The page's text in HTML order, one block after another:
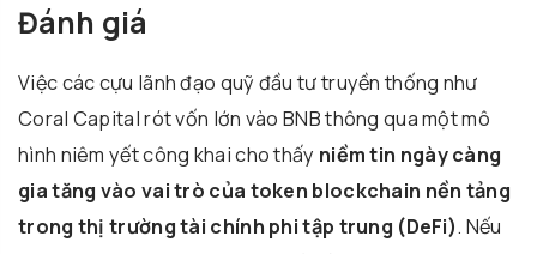
Đánh giá
Việc các cựu lãnh đạo quỹ đầu tư truyền thống như
Coral Capital rót vốn lớn vào BNB thông qua một mô
hình niêm yết công khai cho thấy niềm tin ngày càng
gia tăng vào vai trò của token blockchain nền tảng
trong thị trường tài chính phi tập trung (DeFi). Nếu